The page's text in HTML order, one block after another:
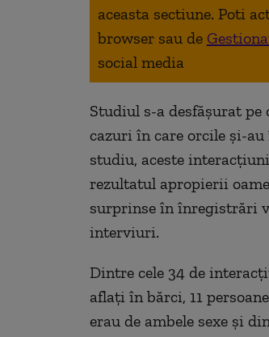
aceasta sectiune. Poti
browser sau de
social media
Studiul s-a desfășurat
cazuri în care orcile și-
studiu, aceste
rezultatul apropierii
surprinse în înregistrări
interviuri.
Dintre cele 34 de
aflați în bărci, 11
erau de ambele sexe și